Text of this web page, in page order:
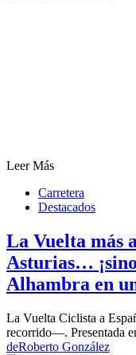
Leer Más
Carretera
Destacados
La Vuelta más
Asturias…
Alhambra en
La Vuelta Ciclista a
recorrido—. Presentada
deRoberto González